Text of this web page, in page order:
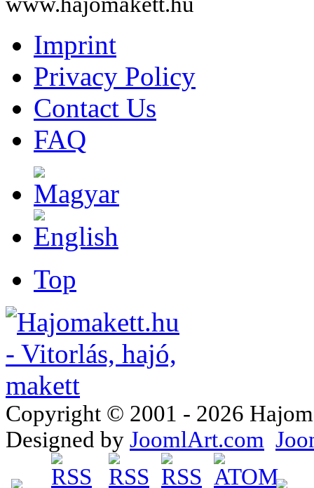
Imprint
Privacy Policy
Contact Us
FAQ
Top
Copyright © 2001 - 2026
Designed by JoomlArt.com